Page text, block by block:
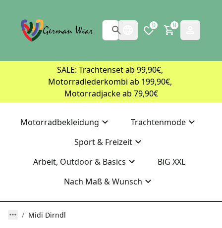
0 0
SALE: Trachtenset ab 99,90€,
Motorradlederkombi ab 199,90€,
Motorradjacke ab 79,90€
Motorradbekleidung
Trachtenmode
Sport & Freizeit
Arbeit, Outdoor & Basics
BiG XXL
Nach Maß & Wunsch
Midi Dirndl